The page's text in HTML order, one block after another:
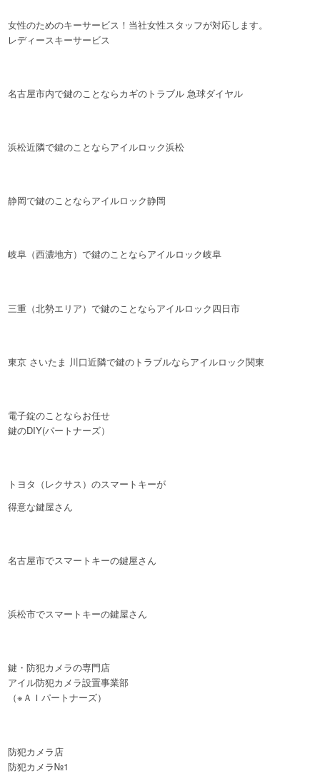
女性のためのキーサービス！当社女性スタッフが対応します。
レディースキーサービス
名古屋市内で鍵のことならカギのトラブル 急球ダイヤル
浜松近隣で鍵のことならアイルロック浜松
静岡で鍵のことならアイルロック静岡
岐阜（西濃地方）で鍵のことならアイルロック岐阜
三重（北勢エリア）で鍵のことならアイルロック四日市
東京 さいたま 川口近隣で鍵のトラブルならアイルロック関東
電子錠のことならお任せ
鍵のDIY(パートナーズ）
トヨタ（レクサス）のスマートキーが
得意な鍵屋さん
名古屋市でスマートキーの鍵屋さん
浜松市でスマートキーの鍵屋さん
鍵・防犯カメラの専門店
アイル防犯カメラ設置事業部
（※ＡＩパートナーズ）
防犯カメラ店
防犯カメラ№1